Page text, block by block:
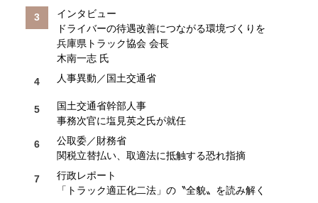
インタビュー
ドライバーの待遇改善につながる環境づくりを
兵庫県トラック協会 会長
木南一志 氏
人事異動／国土交通省
国土交通省幹部人事
事務次官に塩見英之氏が就任
公取委／財務省
関税立替払い、取適法に抵触する恐れ指摘
行政レポート
「トラック適正化二法」の〝全貌〟を読み解く